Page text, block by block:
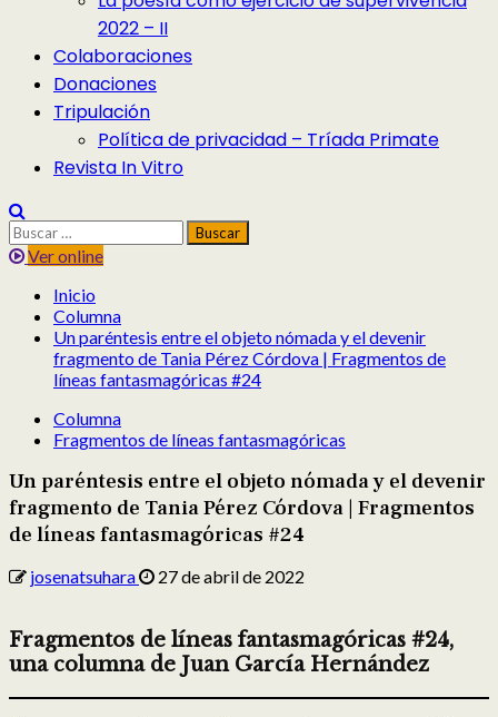
2022 – II
Colaboraciones
Donaciones
Tripulación
Política de privacidad – Tríada Primate
Revista In Vitro
Buscar:
Ver online
Inicio
Columna
Un paréntesis entre el objeto nómada y el devenir
fragmento de Tania Pérez Córdova | Fragmentos de
líneas fantasmagóricas #24
Columna
Fragmentos de líneas fantasmagóricas
Un paréntesis entre el objeto nómada y el devenir
fragmento de Tania Pérez Córdova | Fragmentos
de líneas fantasmagóricas #24
josenatsuhara 27 de abril de 2022
Fragmentos de líneas fantasmagóricas #24,
una columna de Juan García Hernández